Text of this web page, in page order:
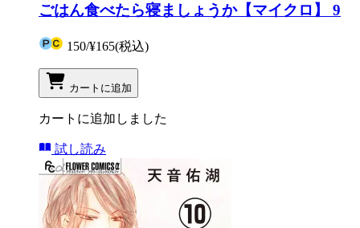
ごはん食べたら寝ましょうか【マイクロ】 9
150/¥165(税込)
カートに追加
カートに追加しました
試し読み